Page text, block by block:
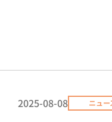
2025-08-08 ニュー